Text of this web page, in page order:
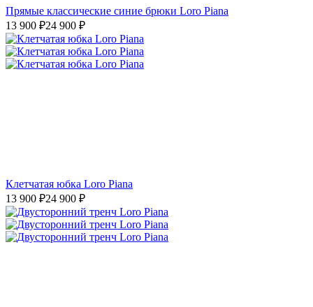
Прямые классические синие брюки Loro Piana
13 900 ₽24 900 ₽
Клетчатая юбка Loro Piana
13 900 ₽24 900 ₽